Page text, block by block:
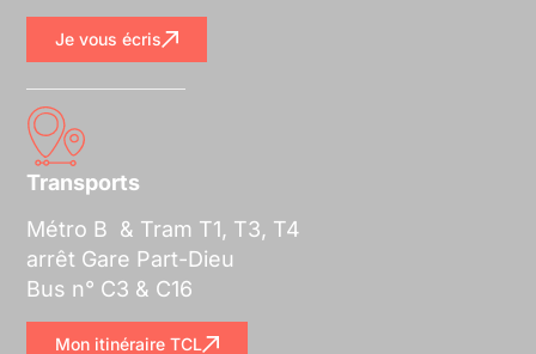
Je vous écris
Transports
Métro B & Tram T1, T3, T4
arrêt Gare Part-Dieu
Bus n° C3 & C16
Mon itinéraire TCL